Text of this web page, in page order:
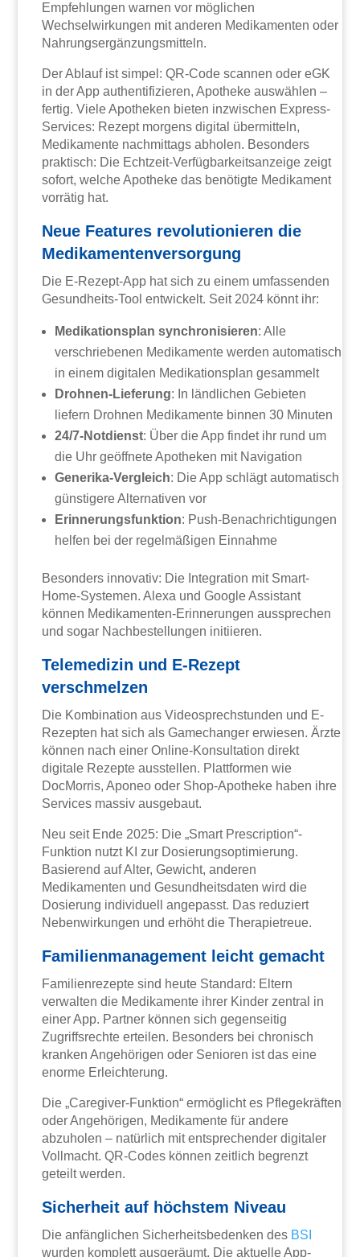
Empfehlungen warnen vor möglichen
Wechselwirkungen mit anderen Medikamenten oder
Nahrungsergänzungsmitteln.
Der Ablauf ist simpel: QR-Code scannen oder eGK
in der App authentifizieren, Apotheke auswählen –
fertig. Viele Apotheken bieten inzwischen Express-
Services: Rezept morgens digital übermitteln,
Medikamente nachmittags abholen. Besonders
praktisch: Die Echtzeit-Verfügbarkeitsanzeige zeigt
sofort, welche Apotheke das benötigte Medikament
vorrätig hat.
Neue Features revolutionieren die
Medikamentenversorgung
Die E-Rezept-App hat sich zu einem umfassenden
Gesundheits-Tool entwickelt. Seit 2024 könnt ihr:
Medikationsplan synchronisieren: Alle
verschriebenen Medikamente werden automatisch
in einem digitalen Medikationsplan gesammelt
Drohnen-Lieferung: In ländlichen Gebieten
liefern Drohnen Medikamente binnen 30 Minuten
24/7-Notdienst: Über die App findet ihr rund um
die Uhr geöffnete Apotheken mit Navigation
Generika-Vergleich: Die App schlägt automatisch
günstigere Alternativen vor
Erinnerungsfunktion: Push-Benachrichtigungen
helfen bei der regelmäßigen Einnahme
Besonders innovativ: Die Integration mit Smart-
Home-Systemen. Alexa und Google Assistant
können Medikamenten-Erinnerungen aussprechen
und sogar Nachbestellungen initiieren.
Telemedizin und E-Rezept
verschmelzen
Die Kombination aus Videosprechstunden und E-
Rezepten hat sich als Gamechanger erwiesen. Ärzte
können nach einer Online-Konsultation direkt
digitale Rezepte ausstellen. Plattformen wie
DocMorris, Aponeo oder Shop-Apotheke haben ihre
Services massiv ausgebaut.
Neu seit Ende 2025: Die „Smart Prescription“-
Funktion nutzt KI zur Dosierungsoptimierung.
Basierend auf Alter, Gewicht, anderen
Medikamenten und Gesundheitsdaten wird die
Dosierung individuell angepasst. Das reduziert
Nebenwirkungen und erhöht die Therapietreue.
Familienmanagement leicht gemacht
Familienrezepte sind heute Standard: Eltern
verwalten die Medikamente ihrer Kinder zentral in
einer App. Partner können sich gegenseitig
Zugriffsrechte erteilen. Besonders bei chronisch
kranken Angehörigen oder Senioren ist das eine
enorme Erleichterung.
Die „Caregiver-Funktion“ ermöglicht es Pflegekräften
oder Angehörigen, Medikamente für andere
abzuholen – natürlich mit entsprechender digitaler
Vollmacht. QR-Codes können zeitlich begrenzt
geteilt werden.
Sicherheit auf höchstem Niveau
Die anfänglichen Sicherheitsbedenken des BSI
wurden komplett ausgeräumt. Die aktuelle App-